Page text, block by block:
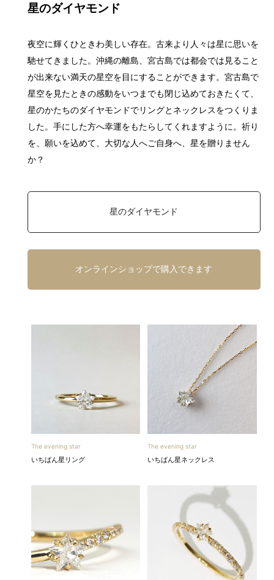
星のダイヤモンド
夜空に輝くひときわ美しい存在。古来より人々は星に思いを
馳せてきました。沖縄の離島、宮古島では都会では見ること
が出来ない満天の星空を目にすることができます。宮古島で
星空を見たときの感動をいつまでも閉じ込めておきたくて、
星のかたちのダイヤモンドでリングとネックレスをつくりま
した。手にした方へ幸運をもたらしてくれますように。祈り
を、願いを込めて、大切な人へご自身へ、星を贈りません
か？
星のダイヤモンド
オンラインショップで購入できます
The evening star
いちばん星リング
The evening star
いちばん星ネックレス